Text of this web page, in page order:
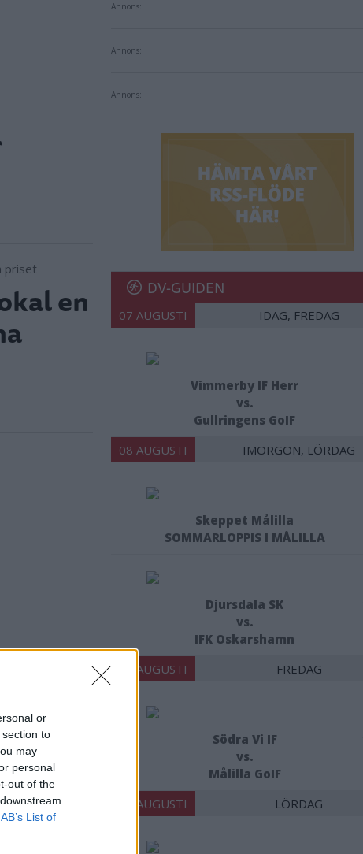
or
to
may
personal
out of the
List of
en
pris
Annons:
Annons:
Annons:
DV-GUIDEN
07 AUGUSTI IDAG, FREDAG
Vimmerby IF Herr
vs.
Gullringens GoIF
08 AUGUSTI IMORGON, LÖRDAG
Skeppet Målilla
SOMMARLOPPIS I MÅLILLA
Djursdala SK
vs.
IFK Oskarshamn
14 AUGUSTI FREDAG
Södra Vi IF
vs.
Målilla GoIF
15 AUGUSTI LÖRDAG